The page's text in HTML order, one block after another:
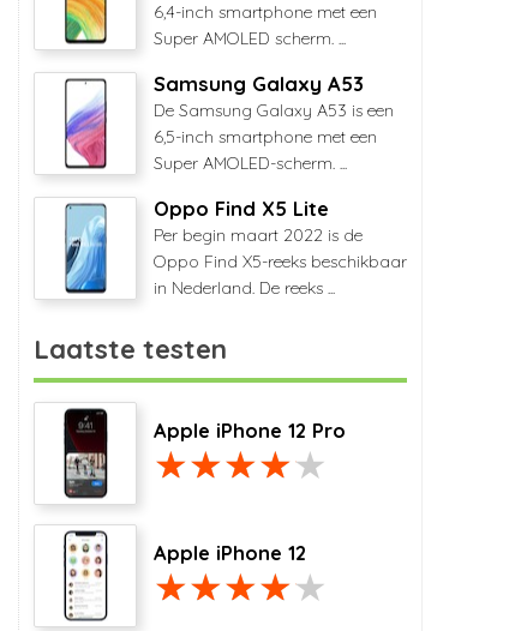
6,4-inch smartphone met een
Super AMOLED scherm. ...
Samsung Galaxy A53
De Samsung Galaxy A53 is een
6,5-inch smartphone met een
Super AMOLED-scherm. ...
Oppo Find X5 Lite
Per begin maart 2022 is de
Oppo Find X5-reeks beschikbaar
in Nederland. De reeks ...
Laatste testen
Apple iPhone 12 Pro
Apple iPhone 12